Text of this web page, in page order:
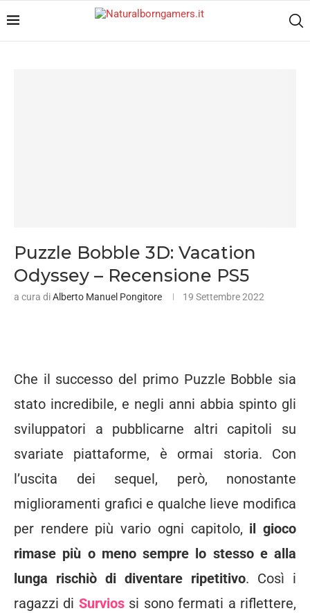
Puzzle Bobble 3D: Vacation
Odyssey – Recensione PS5
a cura diAlberto Manuel Pongitore 19 Settembre 2022
Che il successo del primo Puzzle Bobble sia
stato incredibile, e negli anni abbia spinto gli
sviluppatori a pubblicarne altri capitoli su
svariate piattaforme, è ormai storia. Con
l’uscita dei sequel, però, nonostante
miglioramenti grafici e qualche lieve modifica
per rendere più vario ogni capitolo, il gioco
rimase più o meno sempre lo stesso e alla
lunga rischiò di diventare ripetitivo. Così i
ragazzi di Surviossi sono fermati a riflettere,